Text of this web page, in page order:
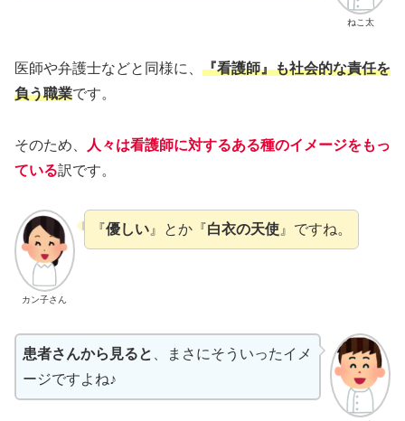
ねこ太
医師や弁護士などと同様に、 『看護師』も社会的な責任を
負う職業です。
そのため、
人々は看護師に対するある種のイメージをもっ
ている訳です。
カン子さん
『優しい』とか『白衣の天使』ですね。
患者さんから見ると
、まさにそういったイメ
ージですよね♪